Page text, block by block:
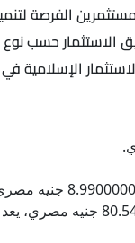
الفرصة
الاستثمار
الإسلامية
صندوق استثمار بنك مصر النقدي